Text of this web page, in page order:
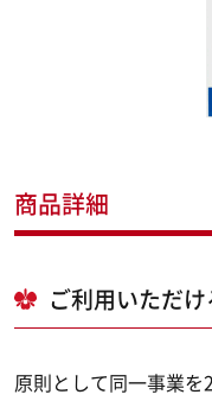
商品詳細
ご利用いただ
原則として同一事業